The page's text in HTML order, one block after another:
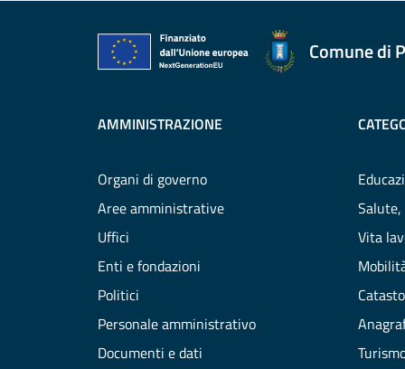
Comune di
AMMINISTRAZIONE
Organi di governo
Aree amministrative
Uffici
Enti e fondazioni
Politici
Personale amministrativo
Documenti e dati
Salute,
Vita